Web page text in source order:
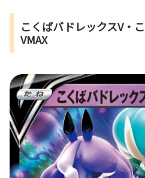
こくばバドレックスV・
VMAX